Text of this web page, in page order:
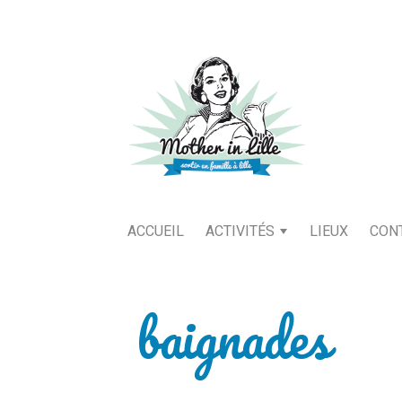
ACCUEIL ACTIVITÉS LIEUX
baignades